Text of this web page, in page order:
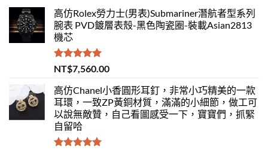
高仿Rolex勞力士(男表)Submariner潛航者型系列
腕表 PVD鍍層表殼-黑色陶瓷圈-裝載Asian2813
機芯
評分 5.00
滿分 5
NT$7,560.00
高仿Chanel小香圓形耳釘，非常小巧精美的一款
耳環，一致ZP黃銅材質，滿滿的小細節，做工可
以說無敵贊，自己看圖感受一下，寶寶們，抓緊
自留哈